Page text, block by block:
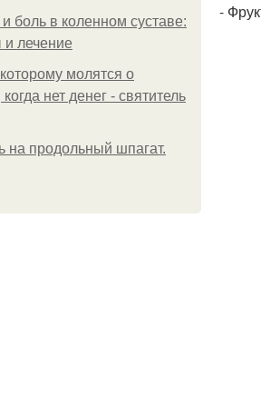
боль в коленном суставе:
и лечение
молятся о
нет денег - святитель
на продольный шпагат.
-